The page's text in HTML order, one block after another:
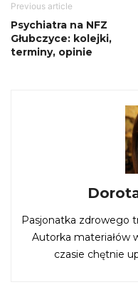
Previous article
Psychiatra na NFZ
Głubczyce: kolejki,
terminy, opinie
Pasjonatka zdrowego
Autorka materiałów
czasie chętnie